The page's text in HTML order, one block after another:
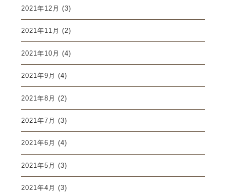
2021年12月 (3)
2021年11月 (2)
2021年10月 (4)
2021年9月 (4)
2021年8月 (2)
2021年7月 (3)
2021年6月 (4)
2021年5月 (3)
2021年4月 (3)